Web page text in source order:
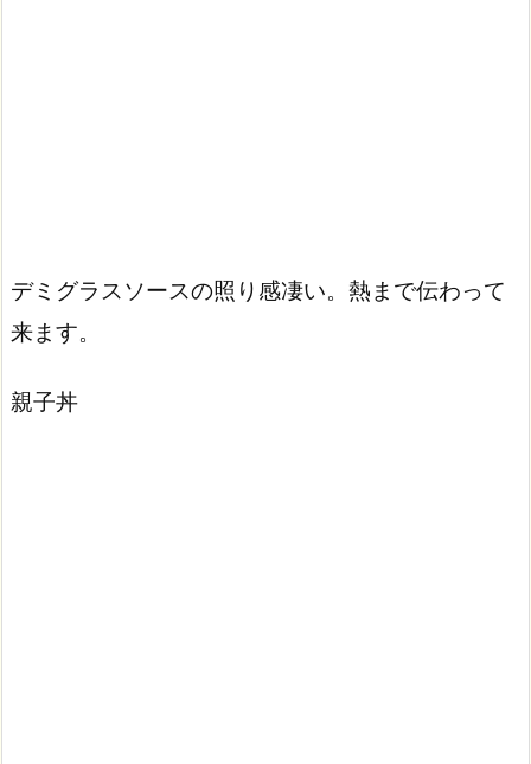
デミグラスソースの照り感凄い。熱まで伝わって
来ます。
親子丼